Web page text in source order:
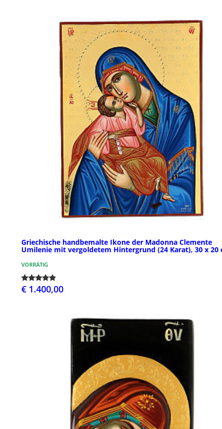
Griechische handbemalte Ikone der Madonna Clemente
Umilenie mit vergoldetem Hintergrund (24 Karat), 30 x 20
VORRÄTIG
€ 1.400,00